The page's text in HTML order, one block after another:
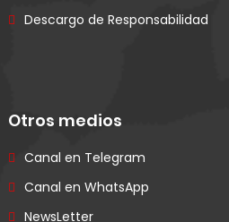
Descargo de Responsabilidad
Otros medios
Canal en Telegram
Canal en WhatsApp
NewsLetter